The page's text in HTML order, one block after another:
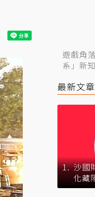
遊戲角
系」新
最新文章
沙國
化藏
暴？